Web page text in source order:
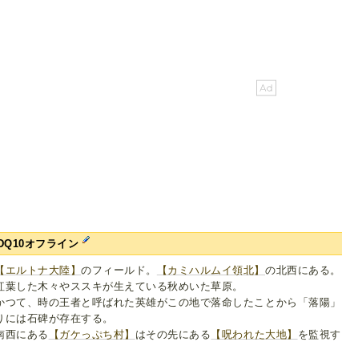
オフライン
【エルトナ大陸】のフィールド。 【カミハルムイ領北】の北西にある。
葉した木々やススキが生えている秋めいた草原。
つて、時の王者と呼ばれた英雄がこの地で落命したことから「落陽
には石碑が存在する。
西にある
【ガケっぷち村】 はその先にある 【呪われた大地】 を監視